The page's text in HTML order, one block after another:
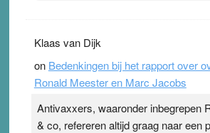
Klaas van Dijk
on Bedenkingen bij het rapport over
Ronald Meester en Marc Jacobs
Antivaxxers, waaronder inbegrepen
& co, refereren altijd graag naar een